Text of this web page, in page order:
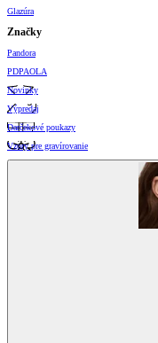
Glazúra
Značky
Pandora
PDPAOLA
Novinky
Výpredaj
Darčekové poukazy
Vzory pre gravírovanie